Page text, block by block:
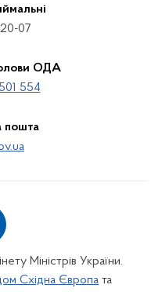
07
ОДА
554
пошта
Міністрів України.
Східна Європа та